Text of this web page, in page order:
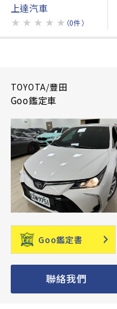
上達汽車
★ ★ ★ ★ ★ （0件）
TOYOTA/豐田
Goo鑑定車
Goo鑑定書
聯絡我們